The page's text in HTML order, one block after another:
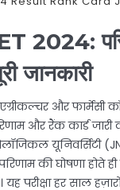
2024:
जानकारी
और फार्मेसी
और रैंक कार्ड जारी
यूनिवर्सिटी
की घोषणा होते
परीक्षा हर साल